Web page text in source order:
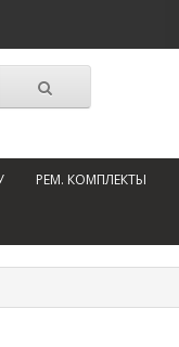
РЕМ. КОМПЛЕКТЫ